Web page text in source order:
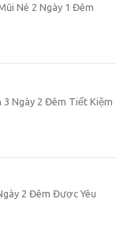
Né 2 Ngày 1 Đêm
3 Ngày 2 Đêm Tiết Kiệm
2 Đêm Được Yêu